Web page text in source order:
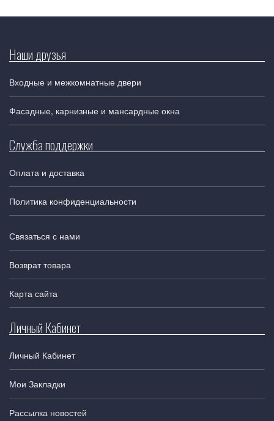
Наши друзья
Входные и межкомнатные двери
Фасадные, карнизные и мансардные окна
Служба поддержки
Оплата и доставка
Политика конфиденциальности
Связаться с нами
Возврат товара
Карта сайта
Личный Кабинет
Личный Кабинет
Мои Закладки
Рассылка новостей